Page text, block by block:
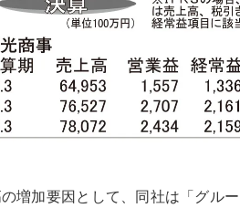
増加要因として、同社は「グル